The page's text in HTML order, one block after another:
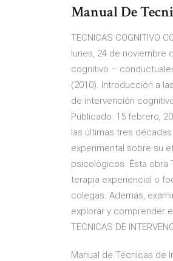
Manual De
TECNICAS COGNITIVO
lunes, 24 de noviembre
cognitivo –
(2010). Introducción a
de intervención
Publicado: 15 febrero,
las últimas tres
experimental sobre su
psicológicos. Ésta obra
terapia experiencial o
colegas. Además,
explorar y comprender
TECNICAS DE
Manual de Técnicas de